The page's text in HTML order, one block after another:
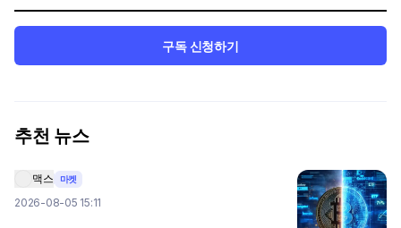
구독 신청하기
추천 뉴스
맥스 마켓
2026-08-05 15:11